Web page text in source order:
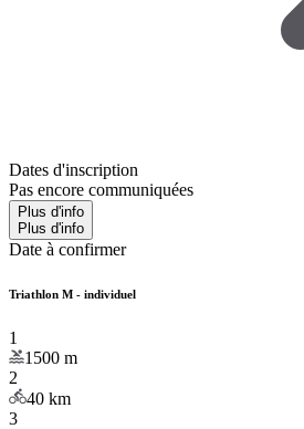
Dates d'inscription
Pas encore communiquées
Plus d'info
Plus d'info
Date à confirmer
Triathlon M - individuel
1
1500 m
2
40 km
3